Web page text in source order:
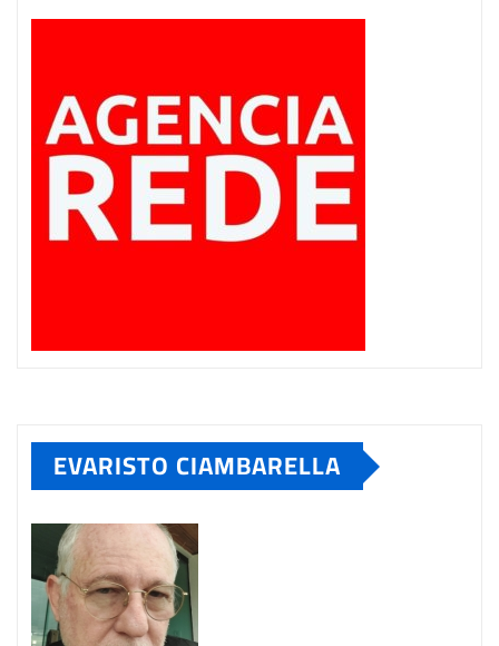
EVARISTO CIAMBARELLA